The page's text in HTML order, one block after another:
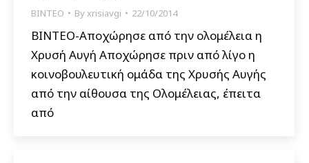
ΒΙΝΤΕΟ Byxrisiavgi 22/10/2014
BINTEO-Αποχώρησε από την ολομέλεια η
Χρυσή Αυγή Αποχώρησε πριν από λίγο η
κοινοβουλευτική ομάδα της Χρυσής Αυγής
από την αίθουσα της Ολομέλειας, έπειτα
από